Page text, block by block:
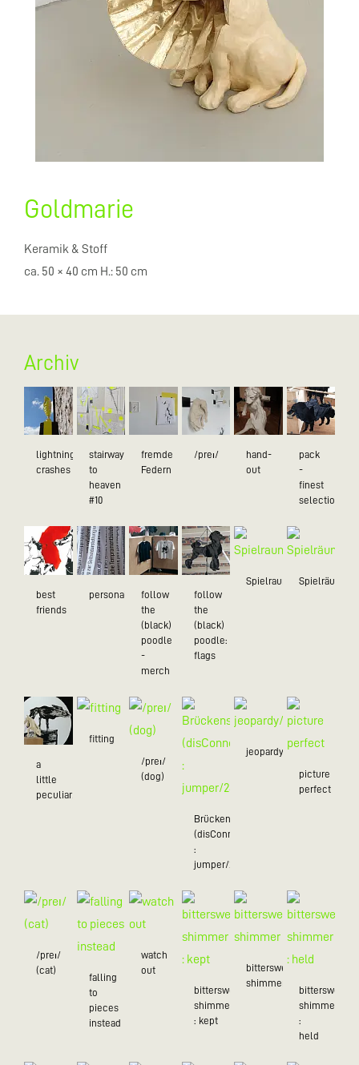
Goldmarie
Keramik & Stoff
ca. 50 × 40 cm H.: 50 cm
Archiv
lightning
crashes
stairway
to
heaven
#10
fremde
Federn
/preɪ/
hand-
out
pack
-
finest
selection
best
friends
personality
follow
the
(black)
poodle
-
merch
follow
the
(black)
poodle:
flags
Spielraum Spielräume
a
little
peculiar/25
fitting
/preɪ/
(dog)
Brückenschlag
(disConnected
:
jumper/24)
jeopardy/24
picture
perfect
/preɪ/
(cat)
falling
to
pieces
instead
watch
out
bittersweet
shimmer
: kept
bittersweet
shimmer
bittersweet
shimmer
:
held